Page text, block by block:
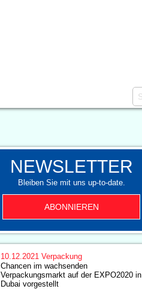
NEWSLETTER
Bleiben Sie mit uns up-to-date.
ABONNIEREN
10.12.2021 Verpackung
Chancen im wachsenden
Verpackungsmarkt auf der EXPO2020 in
Dubai vorgestellt